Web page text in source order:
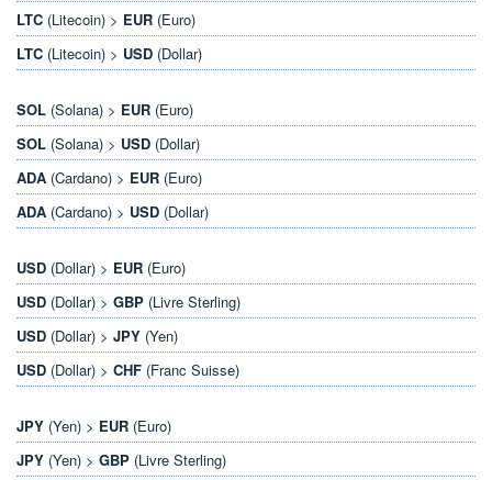
LTC (Litecoin) > EUR (Euro)
LTC (Litecoin) > USD (Dollar)
SOL (Solana) > EUR (Euro)
SOL (Solana) > USD (Dollar)
ADA (Cardano) > EUR (Euro)
ADA (Cardano) > USD (Dollar)
USD (Dollar) > EUR (Euro)
USD (Dollar) > GBP (Livre Sterling)
USD (Dollar) > JPY (Yen)
USD (Dollar) > CHF (Franc Suisse)
JPY (Yen) > EUR (Euro)
JPY (Yen) > GBP (Livre Sterling)